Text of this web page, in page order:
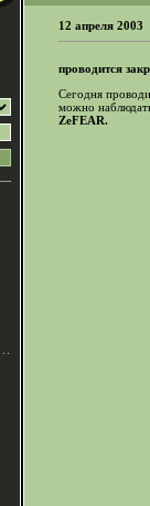
12 апреля 2003
проводится
Сегодня
можно
ZeFEAR.